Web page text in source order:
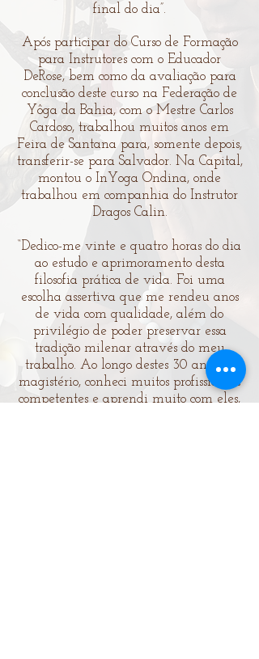
final do dia”.
Após participar do Curso de Formação
para Instrutores com o Educador
DeRose, bem como da avaliação para
conclusão deste curso na Federação de
Yôga da Bahia, com o Mestre Carlos
Cardoso, trabalhou muitos anos em
Feira de Santana para, somente depois,
transferir-se para Salvador. Na Capital,
montou o InYoga Ondina, onde
trabalhou em companhia do Instrutor
Dragos Calin.
“Dedico-me vinte e quatro horas do dia
ao estudo e aprimoramento desta
filosofia prática de vida. Foi uma
escolha assertiva que me rendeu anos
de vida com qualidade, além do
privilégio de poder preservar essa
tradição milenar através do meu
trabalho. Ao longo destes 30 anos de
magistério, conheci muitos profissionais
competentes e aprendi muito com eles,